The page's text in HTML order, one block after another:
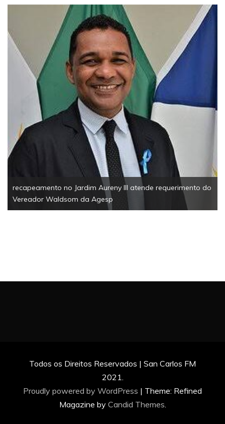
recapeamento no Jardim Aureny III atende requerimento do
Vereador Waldsom da Agesp
Todos os Direitos Reservados | San Carlos FM
2021.
Proudly powered by WordPress | Theme: Refined
Magazine by Candid Themes